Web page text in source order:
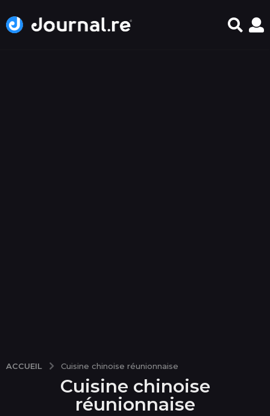
ACCUEIL Cuisine chinoise réunionnaise
Cuisine chinoise
réunionnaise